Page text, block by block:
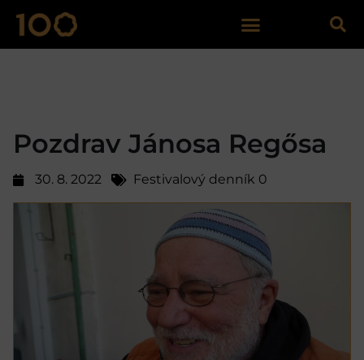
Pozdrav Jánosa Regősa
30. 8. 2022 Festivalový denník 0